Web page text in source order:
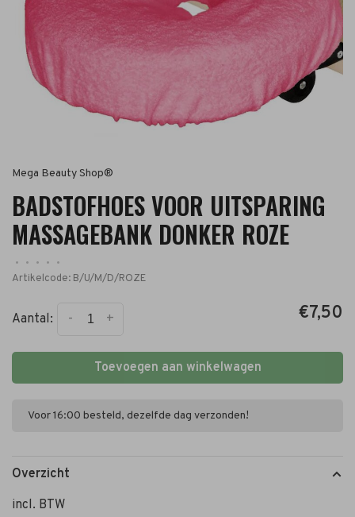
Mega Beauty Shop®
BADSTOFHOES VOOR UITSPARING
MASSAGEBANK DONKER ROZE
• • • •
•
Artikelcode: B/U/M/D/ROZE
Aantal: +
- €7,50
Toevoegen aan winkelwagen
Voor 16:00 besteld, dezelfde dag verzonden!
Overzicht
incl. BTW